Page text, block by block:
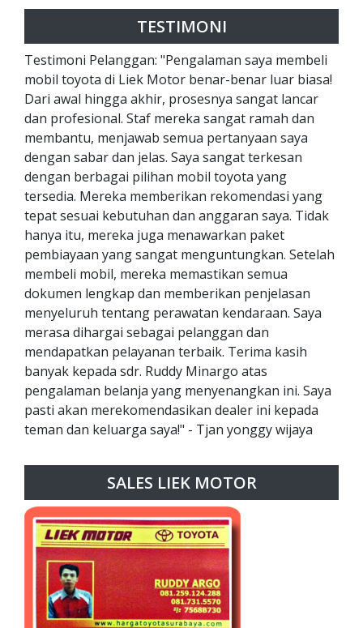
TESTIMONI
Testimoni Pelanggan: "Pengalaman saya membeli
mobil toyota di Liek Motor benar-benar luar biasa!
Dari awal hingga akhir, prosesnya sangat lancar
dan profesional. Staf mereka sangat ramah dan
membantu, menjawab semua pertanyaan saya
dengan sabar dan jelas. Saya sangat terkesan
dengan berbagai pilihan mobil toyota yang
tersedia. Mereka memberikan rekomendasi yang
tepat sesuai kebutuhan dan anggaran saya. Tidak
hanya itu, mereka juga menawarkan paket
pembiayaan yang sangat menguntungkan. Setelah
membeli mobil, mereka memastikan semua
dokumen lengkap dan memberikan penjelasan
menyeluruh tentang perawatan kendaraan. Saya
merasa dihargai sebagai pelanggan dan
mendapatkan pelayanan terbaik. Terima kasih
banyak kepada sdr. Ruddy Minargo atas
pengalaman belanja yang menyenangkan ini. Saya
pasti akan merekomendasikan dealer ini kepada
teman dan keluarga saya!" - Tjan yonggy wijaya
SALES LIEK MOTOR